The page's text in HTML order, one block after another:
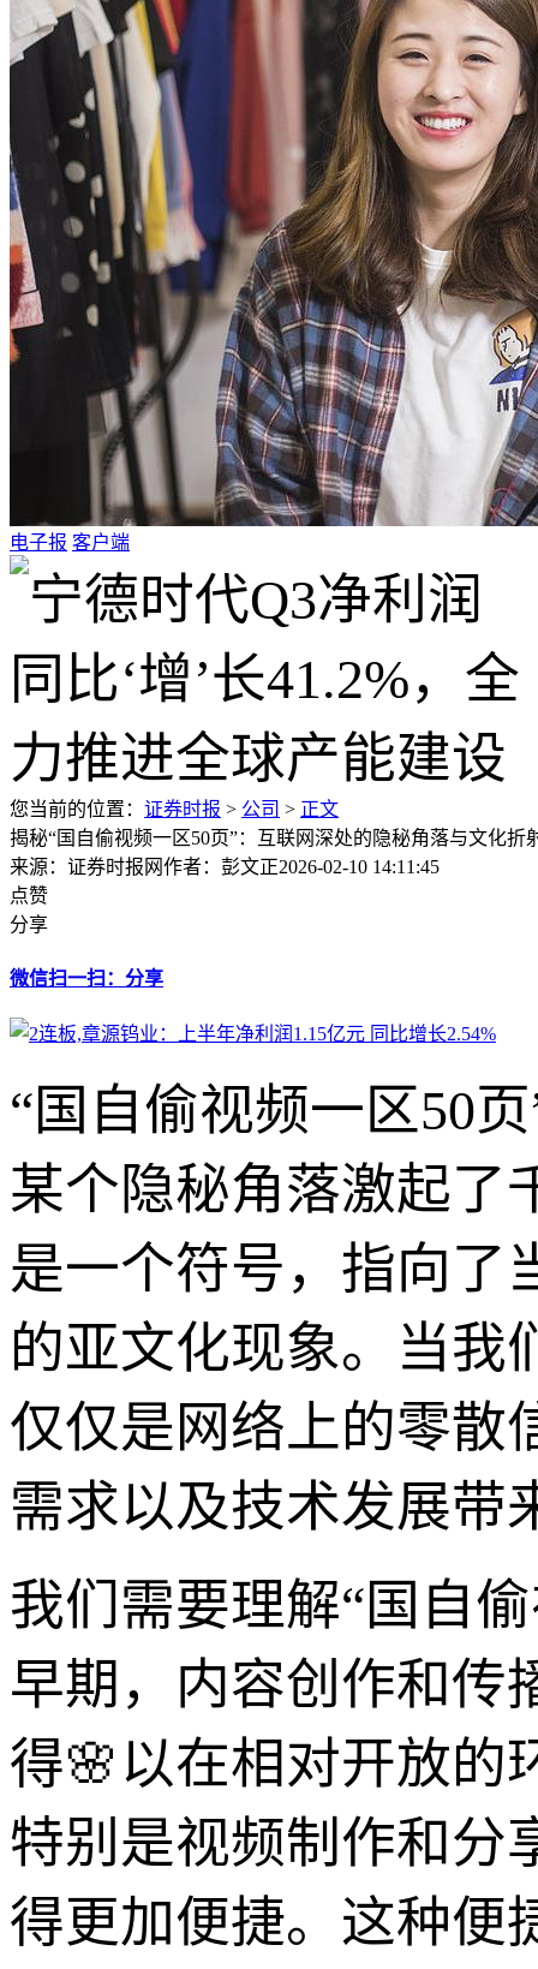
电子报 客户端
您当前的位置： 证券时报 > 公司 > 正文
揭秘“国自偷视频一区50页”：互联网深处的隐秘角落与文化折
来源：证券时报网作者：彭文正2026-02-10 14:11:45
点赞
分享
微信扫一扫：分享
“国自偷视频一区50
某个隐秘角落激起了
是一个符号，指向了
的亚文化现象。当我
仅仅是网络上的零散
需求以及技术发展带
我们需要理解“国自
早期，内容创作和传
得🌸以在相对开放的
特别是视频制作和分
得更加便捷。这种便